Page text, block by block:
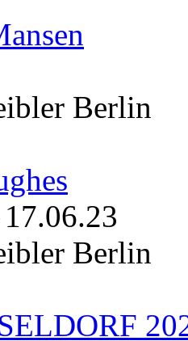
Berlin
17.06.23
Berlin